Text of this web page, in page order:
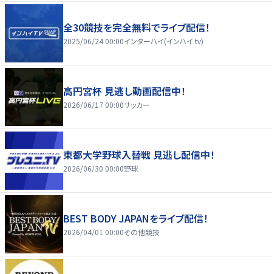
全30競技を完全無料でライブ配信！
2025/06/24 00:00インターハイ(インハイ.tv)
高円宮杯 見逃し動画配信中！
2026/06/17 00:00サッカー
東都大学野球入替戦 見逃し配信中！
2026/06/30 00:00野球
BEST BODY JAPANをライブ配信！
2026/04/01 00:00その他競技